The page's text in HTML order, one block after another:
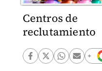
Centros de
reclutamiento